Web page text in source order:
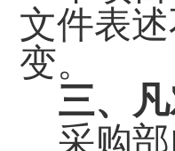
文件表
变。
三、
采购